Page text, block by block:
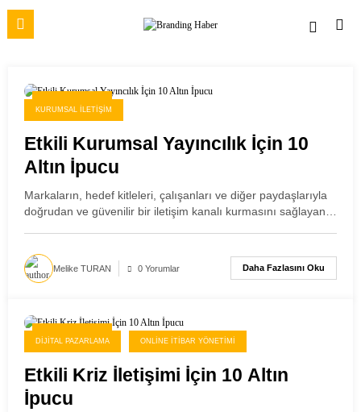
30 Kasım 2025
KURUMSAL İLETIŞIM
Etkili Kurumsal Yayıncılık İçin 10
Altın İpucu
Markaların, hedef kitleleri, çalışanları ve diğer paydaşlarıyla
doğrudan ve güvenilir bir iletişim kanalı kurmasını sağlayan…
Melike TURAN 0 Yorumlar Daha Fazlasını Oku
29 Kasım 2025
DIJITAL PAZARLAMA ONLINE İTIBAR YÖNETIMI
Etkili Kriz İletişimi İçin 10 Altın
İpucu